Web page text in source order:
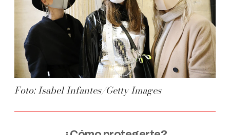
Foto: Isabel Infantes/Getty Images